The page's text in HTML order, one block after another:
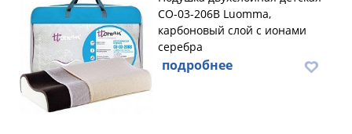
CO-03-206B Luomma,
карбоновый слой с ионами
серебра
подробнее